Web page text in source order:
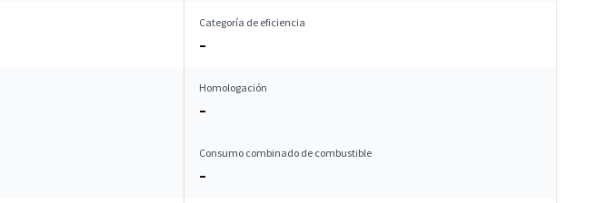
Categoría de eficiencia
–
Homologación
–
Consumo combinado de combustible
–